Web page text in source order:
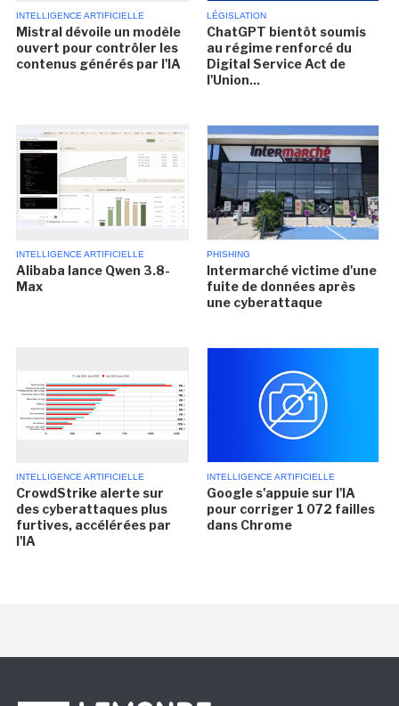
INTELLIGENCE ARTIFICIELLE
Mistral dévoile un modèle
ouvert pour contrôler les
contenus générés par l'IA
LÉGISLATION
ChatGPT bientôt soumis
au régime renforcé du
Digital Service Act de
l'Union...
INTELLIGENCE ARTIFICIELLE
Alibaba lance Qwen 3.8-
Max
PHISHING
Intermarché victime d'une
fuite de données après
une cyberattaque
INTELLIGENCE ARTIFICIELLE
CrowdStrike alerte sur
des cyberattaques plus
furtives, accélérées par
l'IA
INTELLIGENCE ARTIFICIELLE
Google s'appuie sur l'IA
pour corriger 1 072 failles
dans Chrome